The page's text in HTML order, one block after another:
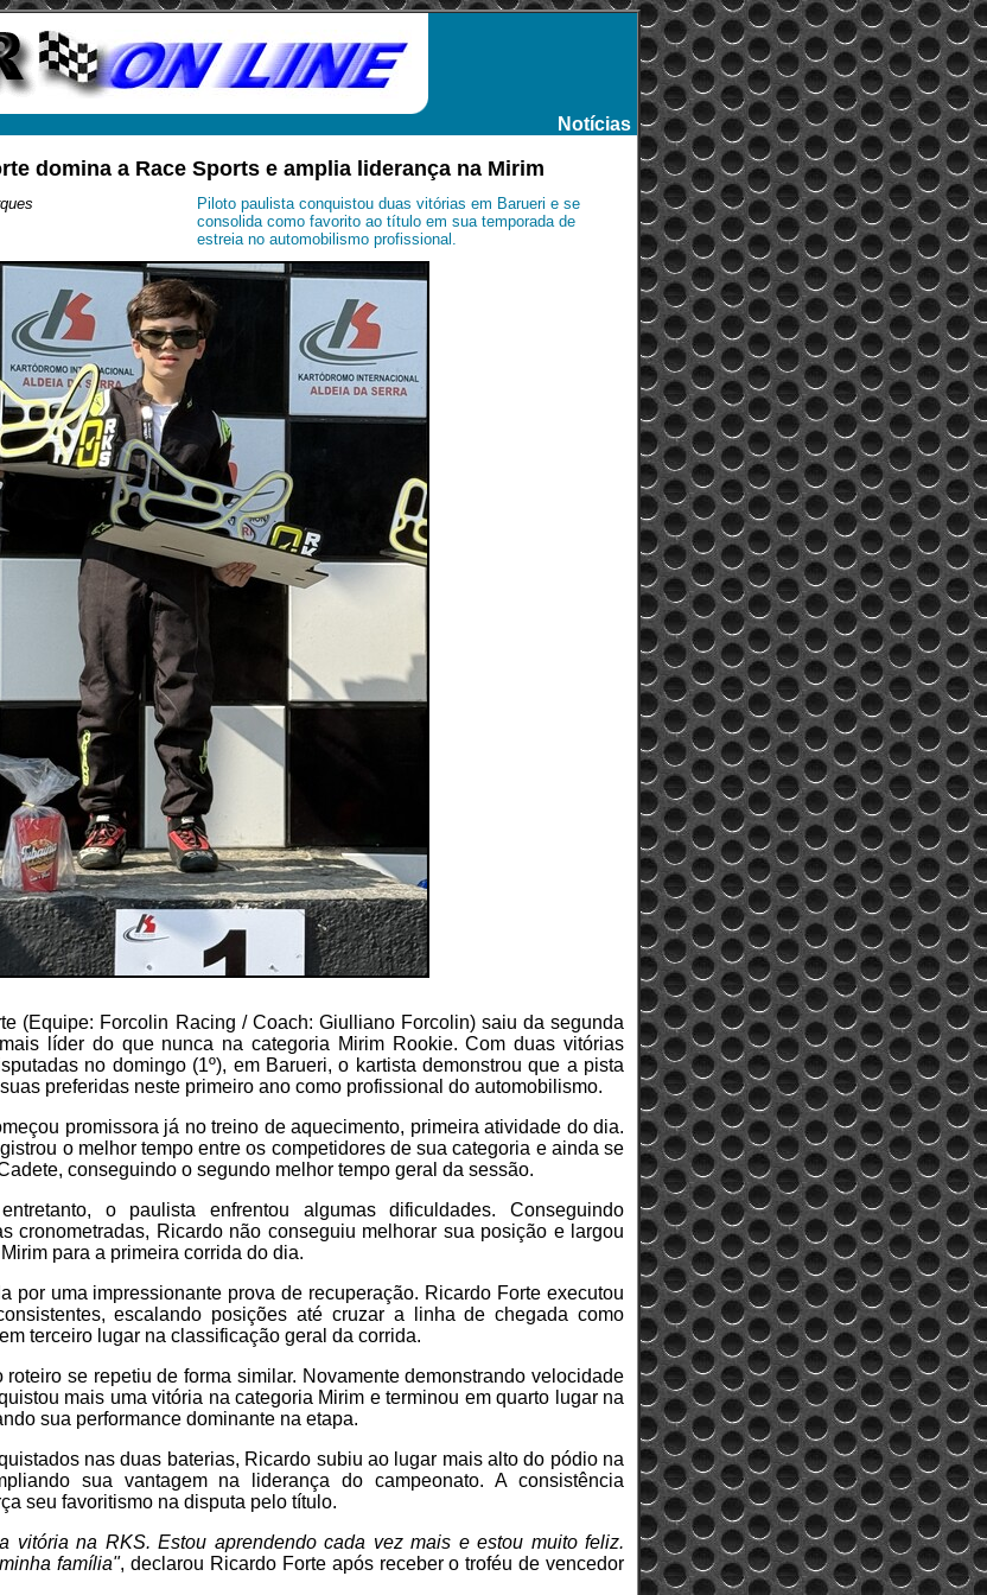
Notícias
domina a Race Sports e amplia liderança na Mirim
Piloto paulista conquistou duas vitórias em Barueri e se
consolida como favorito ao título em sua temporada de
estreia no automobilismo profissional.
(Equipe: Forcolin Racing / Coach: Giulliano Forcolin) saiu da segunda
líder do que nunca na categoria Mirim Rookie. Com duas vitórias
no domingo (1º), em Barueri, o kartista demonstrou que a pista
preferidas neste primeiro ano como profissional do automobilismo.
promissora já no treino de aquecimento, primeira atividade do dia.
o melhor tempo entre os competidores de sua categoria e ainda se
conseguindo o segundo melhor tempo geral da sessão.
o paulista enfrentou algumas dificuldades. Conseguindo
cronometradas, Ricardo não conseguiu melhorar sua posição e largou
para a primeira corrida do dia.
por uma impressionante prova de recuperação. Ricardo Forte executou
escalando posições até cruzar a linha de chegada como
terceiro lugar na classificação geral da corrida.
se repetiu de forma similar. Novamente demonstrando velocidade
mais uma vitória na categoria Mirim e terminou em quarto lugar na
sua performance dominante na etapa.
nas duas baterias, Ricardo subiu ao lugar mais alto do pódio na
sua vantagem na liderança do campeonato. A consistência
seu favoritismo na disputa pelo título.
vitória na RKS. Estou aprendendo cada vez mais e estou muito feliz.
família", declarou Ricardo Forte após receber o troféu de vencedor